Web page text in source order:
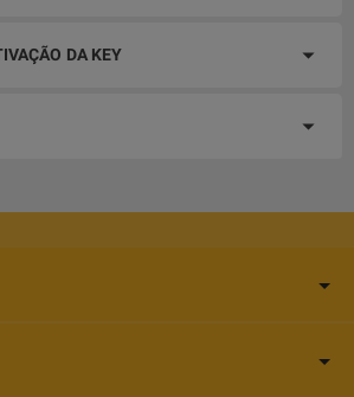
DA KEY